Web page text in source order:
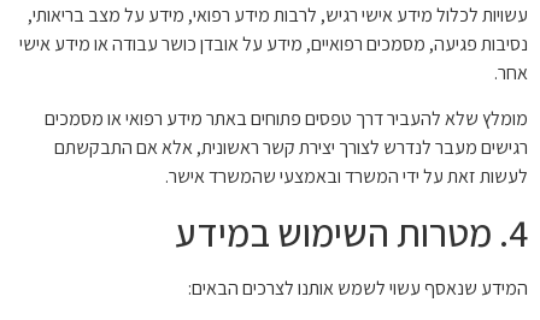
עשויות לכלול מידע אישי רגיש, לרבות מידע רפואי, מידע על מצב בריאותי,
נסיבות פגיעה, מסמכים רפואיים, מידע על אובדן כושר עבודה או מידע אישי
אחר.
מומלץ שלא להעביר דרך טפסים פתוחים באתר מידע רפואי או מסמכים
רגישים מעבר לנדרש לצורך יצירת קשר ראשונית, אלא אם התבקשתם
לעשות זאת על ידי המשרד ובאמצעי שהמשרד אישר.
4. מטרות השימוש במידע
המידע שנאסף עשוי לשמש אותנו לצרכים הבאים: